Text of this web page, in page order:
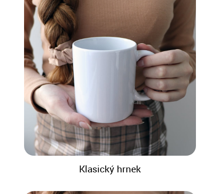
Klasický hrnek